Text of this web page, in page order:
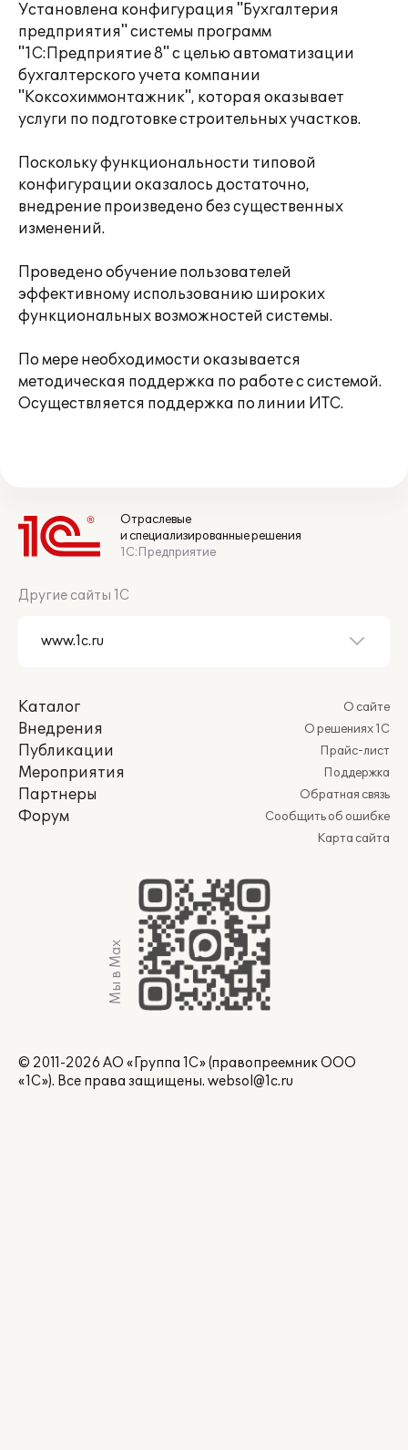
Установлена конфигурация "Бухгалтерия
предприятия" системы программ
"1С:Предприятие 8" с целью автоматизации
бухгалтерского учета компании
"Коксохиммонтажник", которая оказывает
услуги по подготовке строительных участков.
Поскольку функциональности типовой
конфигурации оказалось достаточно,
внедрение произведено без существенных
изменений.
Проведено обучение пользователей
эффективному использованию широких
функциональных возможностей системы.
По мере необходимости оказывается
методическая поддержка по работе с системой.
Осуществляется поддержка по линии ИТС.
Отраслевые
и специализированные решения
1С:Предприятие
Другие сайты 1С
Каталог
Внедрения
Публикации
Мероприятия
Партнеры
Форум
О сайте
О решениях 1С
Прайс-лист
Поддержка
Обратная связь
Сообщить об ошибке
Карта сайта
Мы в Max
© 2011-2026 АО «Группа 1С» (правопреемник ООО
«1С»). Все права защищены. websol@1c.ru